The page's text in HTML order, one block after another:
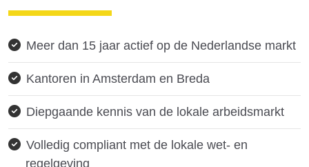
Meer dan 15 jaar actief op de Nederlandse markt
Kantoren in Amsterdam en Breda
Diepgaande kennis van de lokale arbeidsmarkt
Volledig compliant met de lokale wet- en
regelgeving